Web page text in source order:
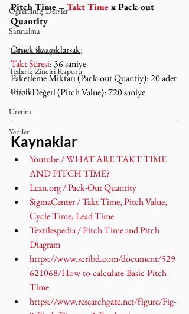
Öğrenilmiş Dersler
Satınalma
Tedarik Zinciri
Tedarik Zinciri Raporu
Terimler
Üretim
Yeniler
Pitch Time = Takt Time x Pack-out
Quantity
Örnek ile açıklarsak;
Takt Süresi: 36 saniye
Paketleme Miktarı (Pack-out Quantiy): 20 adet
Pitch Değeri (Pitch Value): 720 saniye
Kaynaklar
Youtube / WHAT ARE TAKT TIME
AND PITCH TIME?
Lean.org / Pack-Out Quantity
SigmaCenter / Takt Time, Pitch Value,
Cycle Time, Lead Time
Textilespedia / Pitch Time and Pitch
Diagram
https://www.scribd.com/document/529
621068/How-to-calculate-Basic-Pitch-
Time
https://www.researchgate.net/figure/Fig-